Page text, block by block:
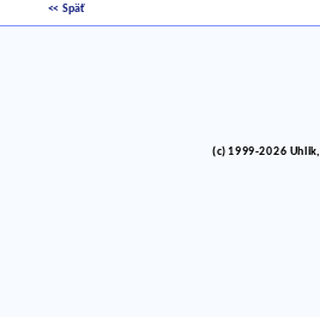
<< Späť
(c) 1999-2026 Uhlik,